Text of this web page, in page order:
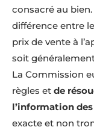
consacré au
différence entre
prix de vente à
soit
La Commission
règles et de
l’information
exacte et non